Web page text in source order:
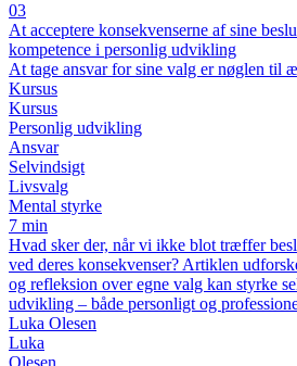
03
At acceptere konsekvenserne af sine
kompetence i personlig udvikling
At tage ansvar for sine valg er nøglen til
Kursus
Kursus
Personlig udvikling
Ansvar
Selvindsigt
Livsvalg
Mental styrke
7 min
Hvad sker der, når vi ikke blot træffer
ved deres konsekvenser? Artiklen
og refleksion over egne valg kan styrke
udvikling – både personligt og
Luka Olesen
Luka
Olesen